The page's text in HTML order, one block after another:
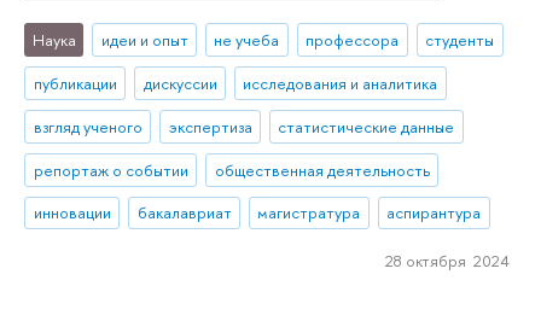
Наука идеи и опыт не учеба профессора
студенты
публикации
дискуссии
исследования и аналитика
взгляд ученого
экспертиза
статистические данные
репортаж о событии
общественная деятельность
инновации
бакалавриат магистратура аспирантура
28 октября 2024